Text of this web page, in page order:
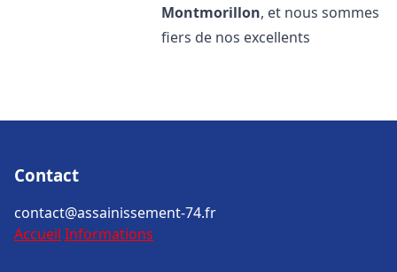
Montmorillon, et nous sommes
fiers de nos excellents
Contact
contact@assainissement-74.fr
Accueil Informations